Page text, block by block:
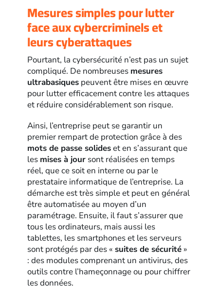
Mesures simples pour lutter
face aux cybercriminels et
leurs cyberattaques
Pourtant, la cybersécurité n’est pas un sujet
compliqué. De nombreuses mesures
ultrabasiques peuvent être mises en œuvre
pour lutter efficacement contre les attaques
et réduire considérablement son risque.
Ainsi, l’entreprise peut se garantir un
premier rempart de protection grâce à des
mots de passe solideset en s’assurant que
les mises à jour sont réalisées en temps
réel, que ce soit en interne ou par le
prestataire informatique de l’entreprise. La
démarche est très simple et peut en général
être automatisée au moyen d’un
paramétrage. Ensuite, il faut s’assurer que
tous les ordinateurs, mais aussi les
tablettes, les smartphones et les serveurs
sont protégés par des «suites de sécurité »
: des modules comprenant un antivirus, des
outils contre l’hameçonnage ou pour chiffrer
les données.